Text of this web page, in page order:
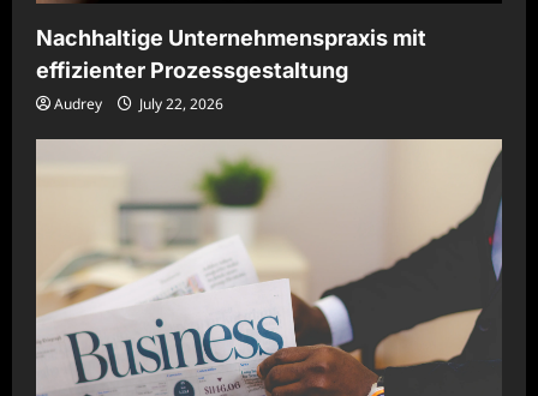
Nachhaltige Unternehmenspraxis mit
effizienter Prozessgestaltung
Audrey July 22, 2026